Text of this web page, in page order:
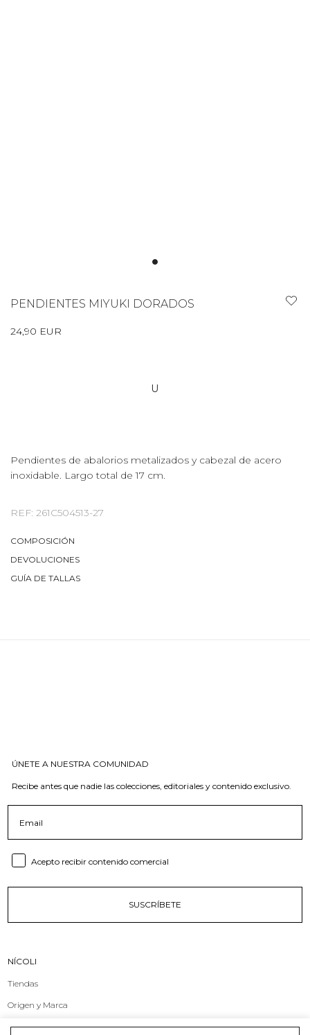
PENDIENTES MIYUKI DORADOS
24,90 EUR
U
Pendientes de abalorios metalizados y cabezal de acero
inoxidable. Largo total de 17 cm.
REF: 261C504513-27
COMPOSICIÓN
DEVOLUCIONES
GUÍA DE TALLAS
ÚNETE A NUESTRA COMUNIDAD
Recibe antes que nadie las colecciones, editoriales y contenido exclusivo.
Consent email
Acepto recibir contenido comercial
SUSCRÍBETE
NÍCOLI
Tiendas
Origen y Marca
Compromiso